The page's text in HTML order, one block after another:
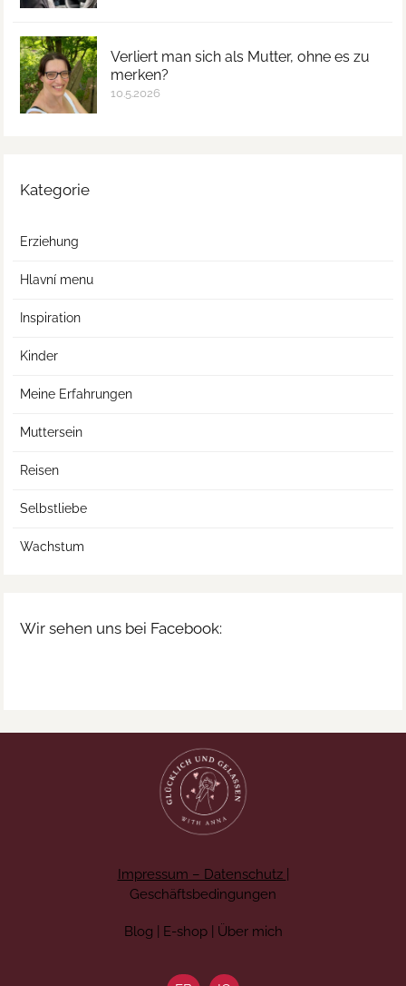
Verliert man sich als Mutter, ohne es zu
merken?
10.5.2026
Kategorie
Erziehung
Hlavní menu
Inspiration
Kinder
Meine Erfahrungen
Muttersein
Reisen
Selbstliebe
Wachstum
Wir sehen uns bei Facebook:
Impressum – Datenschutz
Geschäftsbedingungen
Blog | E-shop | Über mich